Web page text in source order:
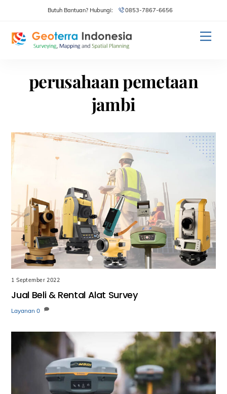
Butuh Bantuan? Hubungi: 0853-7867-6656
perusahaan pemetaan
jambi
1 September 2022
Jual Beli & Rental Alat Survey
Layanan 0